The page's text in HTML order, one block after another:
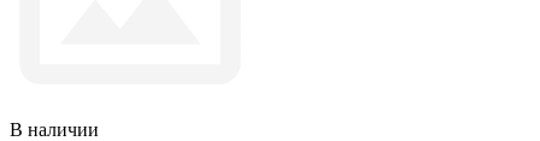
В наличии